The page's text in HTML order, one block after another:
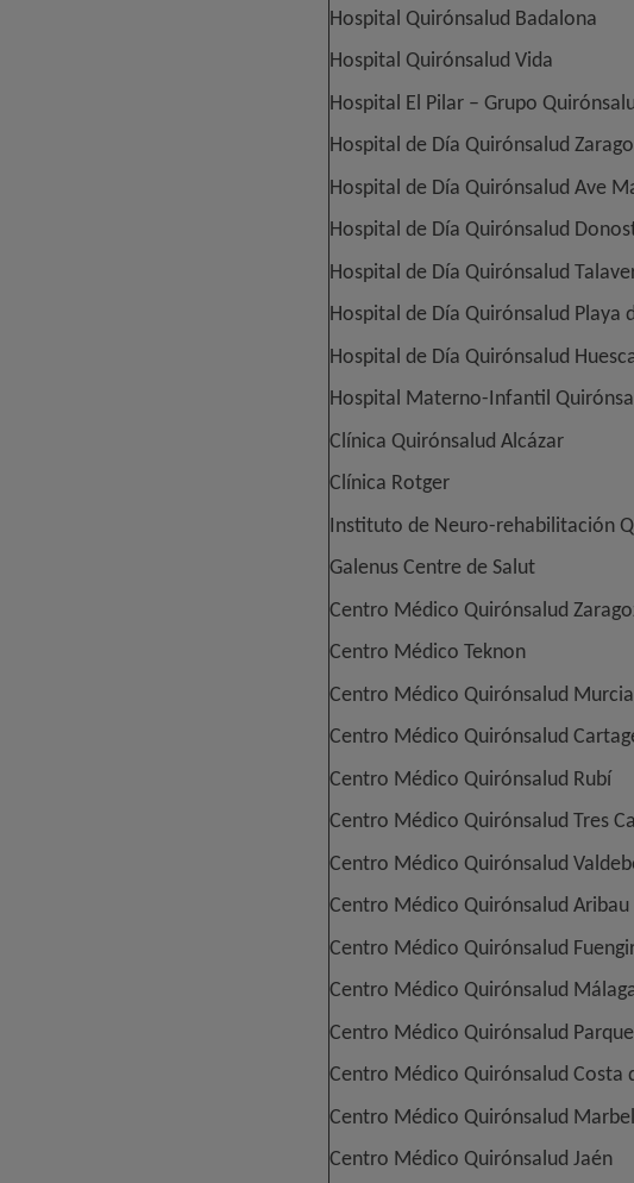
Hospital Quirónsalud Badalona
Hospital Quirónsalud Vida
Hospital El Pilar – Grupo
Hospital de Día Quirónsalud
Hospital de Día Quirónsalud Ave
Hospital de Día Quirónsalud
Hospital de Día Quirónsalud
Hospital de Día Quirónsalud Playa
Hospital de Día Quirónsalud
Hospital Materno-Infantil
Clínica Quirónsalud Alcázar
Clínica Rotger
Instituto de Neuro-rehabilitación
Galenus Centre de Salut
Centro Médico Quirónsalud
Centro Médico Teknon
Centro Médico Quirónsalud Murcia
Centro Médico Quirónsalud
Centro Médico Quirónsalud Rubí
Centro Médico Quirónsalud Tres
Centro Médico Quirónsalud
Centro Médico Quirónsalud Aribau
Centro Médico Quirónsalud
Centro Médico Quirónsalud
Centro Médico Quirónsalud
Centro Médico Quirónsalud Costa
Centro Médico Quirónsalud
Centro Médico Quirónsalud Jaén